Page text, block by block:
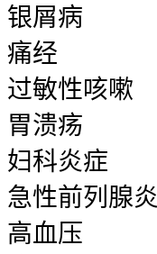
银屑病
痛经
过敏性咳嗽
胃溃疡
妇科炎症
急性前列腺炎
高血压